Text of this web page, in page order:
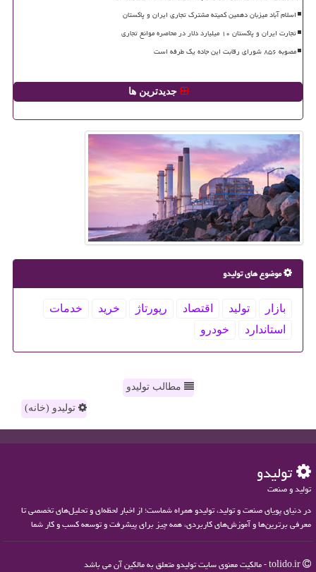
اسلام آباد میزبان دهمین کمیته مشترک تجاری ایران و پاکستان
تجارت ایران و پاکستان ۱۰ میلیارد دلار در محاصره موانع تجاری
مصوبه ۸۵۶ شورای رقابت این جاده یک طرفه است
جدیدترین ها
موضوع های تولیدو
بازار تولید اقتصاد رپورتاژ خرید
خدمات
استاندارد
خودرو
مطالب تولیدو
تولیدو (خانه)
تولیدو
تولید و صنعت
در دنیای پویای صنعت و تولید، تولیدو همراه شماست؛ از اخبار لحظه‌ای و تحلیل‌های تخصصی تا
معرفی برترین‌ها و آموزش‌های کاربردی، همه چیز برای پیشرفت و توسعه کسب و کار شما